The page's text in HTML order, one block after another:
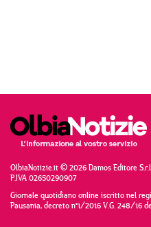
OlbiaNotizie.it © 2026 Damos Editore
P.IVA 02650290907
Giornale quotidiano online iscritto nel
Pausania, decreto n°1/2016 V.G. 248/16